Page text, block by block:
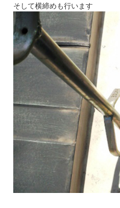
そして横締めも行います